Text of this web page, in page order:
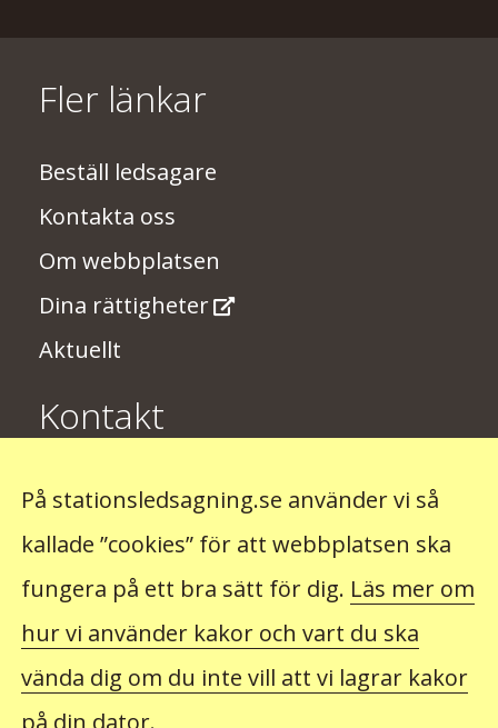
På stationsledsagning.se använder vi så
kallade ”cookies” för att webbplatsen ska
fungera på ett bra sätt för dig. Läs mer om
hur vi använder kakor och vart du ska
vända dig om du inte vill att vi lagrar kakor
på din dator.
Fler länkar
Beställ ledsagare
Kontakta oss
Om webbplatsen
Dina rättigheter
Aktuellt
Kontakt
Har du några synpunkter på
stationsledsagning@trafikverket.se
Observera att du inte kan beställa ledsagning hos
oss. Det gör du hos det företag som du ska resa
med.